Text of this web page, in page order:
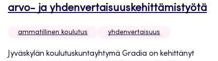
arvo- ja yhdenvertaisuuskehittämistyötä
ammatillinen koulutus yhdenvertaisuus
Jyväskylän koulutuskuntayhtymä Gradia on kehittänyt